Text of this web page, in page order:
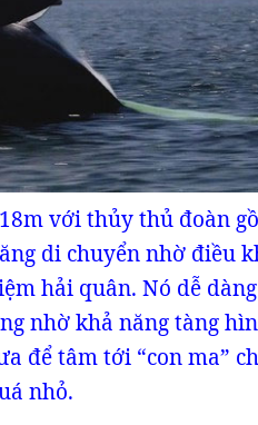
với thủy thủ đoàn
di chuyển nhờ điều
hải quân. Nó dễ
nhờ khả năng tàng
để tâm tới “con ma”
nhỏ.